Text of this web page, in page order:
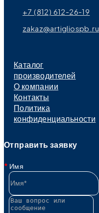
+7 (812) 612-26-19
zakaz@artigliospb.ru
Каталог
производителей
О компании
Контакты
Политика
конфиденциальности
Отправить заявку
Имя